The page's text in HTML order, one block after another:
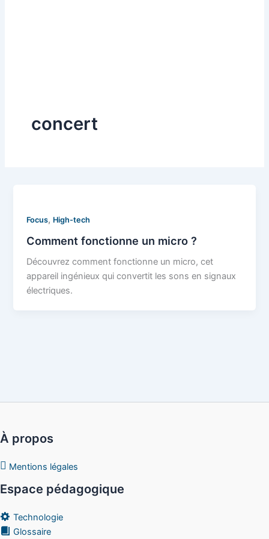
concert
Focus, High-tech
Comment fonctionne un micro ?
Découvrez comment fonctionne un micro, cet
appareil ingénieux qui convertit les sons en signaux
électriques.
À propos
Mentions légales
Espace pédagogique
Technologie
Glossaire